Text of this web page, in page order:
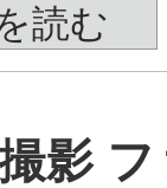
読む
影